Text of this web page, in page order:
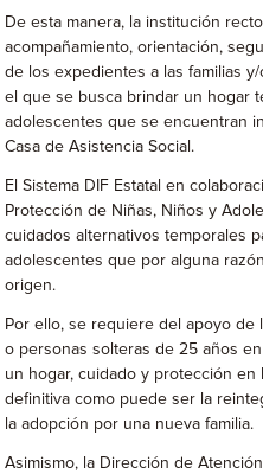
De esta manera, la institución
acompañamiento, orientación,
de los expedientes a las familias
el que se busca brindar un hogar
adolescentes que se encuentran
Casa de Asistencia Social.
El Sistema DIF Estatal en
Protección de Niñas, Niños y
cuidados alternativos temporales
adolescentes que por alguna
origen.
Por ello, se requiere del apoyo de
o personas solteras de 25 años
un hogar, cuidado y protección
definitiva como puede ser la
la adopción por una nueva familia.
Asimismo, la Dirección de